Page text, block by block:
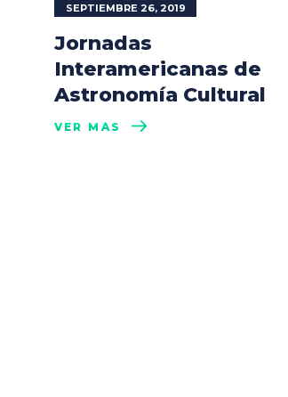
SEPTIEMBRE 26, 2019
Jornadas
Interamericanas de
Astronomía Cultural
VER MÁS